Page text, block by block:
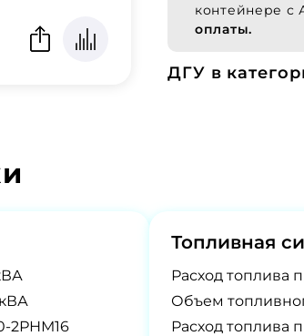
контейнере с
оплаты.
ДГУ в
кВА
2РНМ16
Топливная
Расход топлива
Объем
Расход топлива